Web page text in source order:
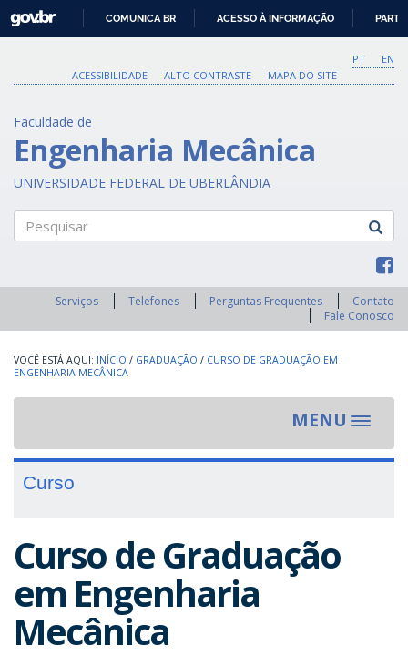
O
CONTEÚDO
GOVBR
COMUNICA BR ACESSO À INFORMAÇÃO
PT
EN
ACESSIBILIDADE
ALTO CONTRASTE MAPA DO SITE
Faculdade de
Engenharia Mecânica
UNIVERSIDADE FEDERAL DE UBERLÂNDIA
Serviços Telefones Perguntas Frequentes
Contato
Fale Conosco
INÍCIO / GRADUAÇÃO / CURSO DE GRADUAÇÃO EM
ENGENHARIA MECÂNICA
MENU
Toggle
Curso
Curso de Graduação
em Engenharia
Mecânica